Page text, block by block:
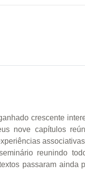
crescente
nove capítulos
reunindo
passaram ainda